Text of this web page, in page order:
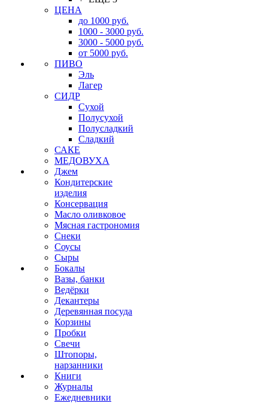
ЦЕНА
до 1000 руб.
1000 - 3000 руб.
3000 - 5000 руб.
от 5000 руб.
ПИВО
Эль
Лагер
СИДР
Сухой
Полусухой
Полусладкий
Сладкий
САКЕ
МЕДОВУХА
Джем
Кондитерские
изделия
Консервация
Масло оливковое
Мясная гастрономия
Снеки
Соусы
Сыры
Бокалы
Вазы, банки
Ведёрки
Декантеры
Деревянная посуда
Корзины
Пробки
Свечи
Штопоры,
нарзанники
Книги
Журналы
Ежедневники